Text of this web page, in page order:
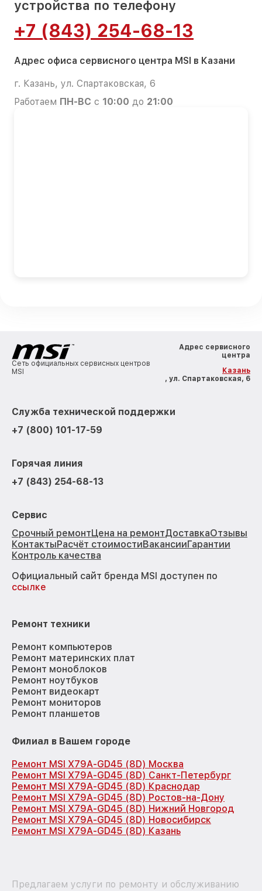
устройства по телефону
+7 (843) 254-68-13
Адрес офиса сервисного центра MSI в Казани
г. Казань, ул. Спартаковская, 6
Работаем ПН-ВС с 10:00 до 21:00
Сеть официальных сервисных центров
MSI
Адрес сервисного
центра
Казань
, ул. Спартаковская, 6
Служба технической поддержки
+7 (800) 101-17-59
Горячая линия
+7 (843) 254-68-13
Сервис
Срочный ремонтЦена на ремонтДоставкаОтзывы
КонтактыРасчёт стоимостиВакансииГарантии
Контроль качества
Официальный сайт бренда MSI доступен по
ссылке
Ремонт техники
Ремонт компьютеров
Ремонт материнских плат
Ремонт моноблоков
Ремонт ноутбуков
Ремонт видеокарт
Ремонт мониторов
Ремонт планшетов
Филиал в Вашем городе
Ремонт MSI X79A-GD45 (8D) Москва
Ремонт MSI X79A-GD45 (8D) Санкт-Петербург
Ремонт MSI X79A-GD45 (8D) Краснодар
Ремонт MSI X79A-GD45 (8D) Ростов-на-Дону
Ремонт MSI X79A-GD45 (8D) Нижний Новгород
Ремонт MSI X79A-GD45 (8D) Новосибирск
Ремонт MSI X79A-GD45 (8D) Казань
Предлагаем услуги по ремонту и обслуживанию